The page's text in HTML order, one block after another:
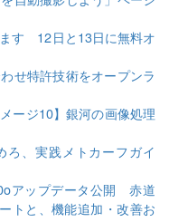
す 12日と13日に無料オ
せ特許技術をオープンラ
ージ10】銀河の画像処理
ろ、実践メトカーフガイ
アップデータ公開 赤道
トと、機能追加・改善お